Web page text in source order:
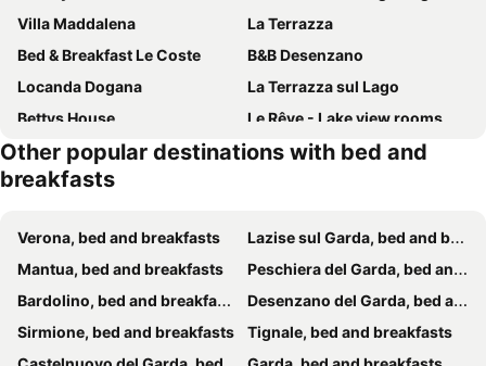
Villa Maddalena
La Terrazza
Bed & Breakfast Le Coste
B&B Desenzano
Locanda Dogana
La Terrazza sul Lago
Bettys House
Le Rêve - Lake view rooms
Harmony Sirmione
Sweet House Only Rooms
Villa Vaccari Garda
Antica Dimora dei Gelsi
La maison delle favole
Bed & Breakfast Villa Filotea
Hotel B&B il Mosaico
Relais Corte Bergamini
Casa Lady
Le Finestre Sul Borgo Rooms
Residenza Elisa
Other popular destinations with bed and
breakfasts
Verona, bed and breakfasts
Lazise sul Garda, bed and breakfasts
Mantua, bed and breakfasts
Peschiera del Garda, bed and breakfasts
Bardolino, bed and breakfasts
Desenzano del Garda, bed and breakfasts
Sirmione, bed and breakfasts
Tignale, bed and breakfasts